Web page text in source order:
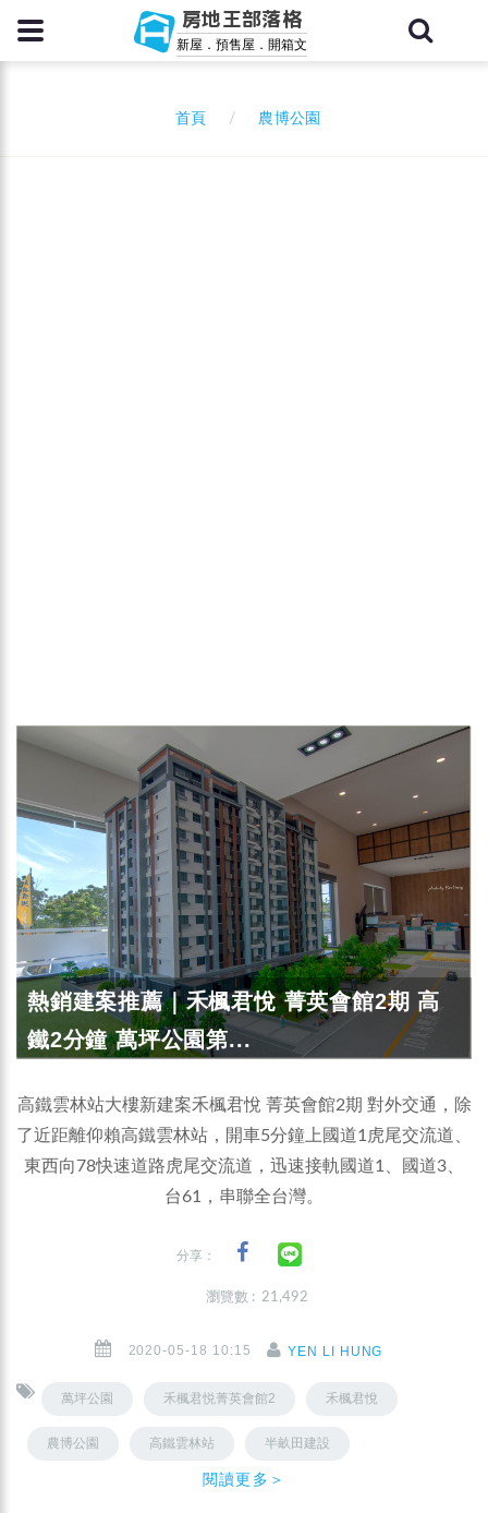
房地王部落格
新屋．預售屋．開箱文
首頁 農博公園
熱銷建案推薦｜禾楓君悅 菁英會館2期 高
鐵2分鐘 萬坪公園第...
高鐵雲林站大樓新建案禾楓君悅 菁英會館2期 對外交通，除
了近距離仰賴高鐵雲林站，開車5分鐘上國道1虎尾交流道、
東西向78快速道路虎尾交流道，迅速接軌國道1、國道3、
台61，串聯全台灣。
分享：
瀏覽數 : 21,492
2020-05-18 10:15 YEN LI HUNG
萬坪公園 禾楓君悦菁英會館2 禾楓君悅
農博公園 高鐵雲林站 半畝田建設
閱讀更多＞